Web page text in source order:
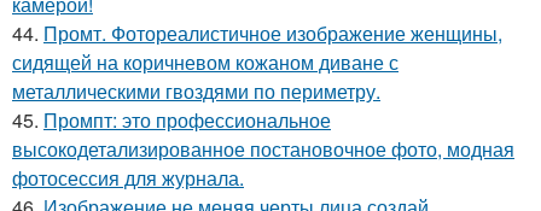
44. Промт. Фотореалистичное изображение женщины,
сидящей на коричневом кожаном диване с
металлическими гвоздями по периметру.
45. Промпт: это профессиональное
высокодетализированное постановочное фото, модная
фотосессия для журнала.